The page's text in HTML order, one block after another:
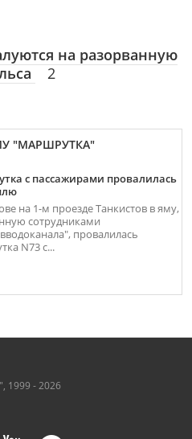
на разорванную
2
"МАРШРУТКА"
с пассажирами провалилась
на 1-м проезде Танкистов в яму,
сотрудниками
провалилась
N73 с...
1999 - 2026